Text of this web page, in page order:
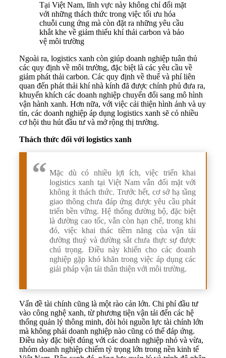
Tại Việt Nam, lĩnh vực này không chỉ đối mặt
với những thách thức trong việc tối ưu hóa
chuỗi cung ứng mà còn đặt ra những yêu cầu
khắt khe về giảm thiểu khí thải carbon và bảo
vệ môi trường
Ngoài ra, logistics xanh còn giúp doanh nghiệp tuân thủ
các quy định về môi trường, đặc biệt là các yêu cầu về
giảm phát thải carbon. Các quy định về thuế và phí liên
quan đến phát thải khí nhà kính đã được chính phủ đưa ra,
khuyến khích các doanh nghiệp chuyển đổi sang mô hình
vận hành xanh. Hơn nữa, với việc cải thiện hình ảnh và uy
tín, các doanh nghiệp áp dụng logistics xanh sẽ có nhiều
cơ hội thu hút đầu tư và mở rộng thị trường.
Thách thức đối với logistics xanh
Mặc dù có nhiều lợi ích, việc triển khai
logistics xanh tại Việt Nam vẫn đối mặt với
không ít thách thức. Trước hết, cơ sở hạ tầng
giao thông chưa đáp ứng được yêu cầu phát
triển bền vững. Hệ thống đường bộ, đặc biệt
là đường cao tốc, vẫn còn hạn chế, trong khi
đó, việc khai thác tiềm năng của vận tải
đường thuỷ và đường sắt chưa thực sự được
chú trọng. Điều này khiến cho các doanh
nghiệp gặp khó khăn trong việc áp dụng các
giải pháp vận tải thân thiện với môi trường.
Vấn đề tài chính cũng là một rào cản lớn. Chi phí đầu tư
vào công nghệ xanh, từ phương tiện vận tải đến các hệ
thống quản lý thông minh, đòi hỏi nguồn lực tài chính lớn
mà không phải doanh nghiệp nào cũng có thể đáp ứng.
Điều này đặc biệt đúng với các doanh nghiệp nhỏ và vừa,
nhóm doanh nghiệp chiếm tỷ trọng lớn trong nền kinh tế